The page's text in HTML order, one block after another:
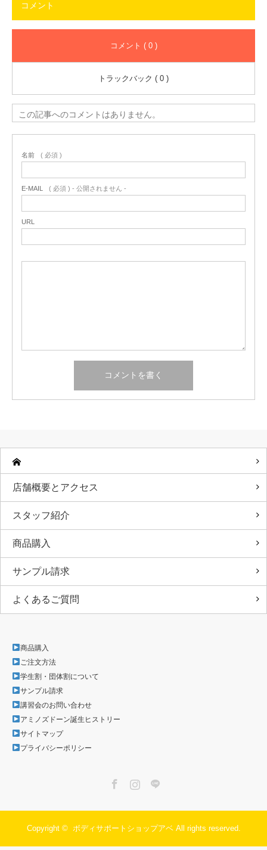
コメント
コメント ( 0 )
トラックバック ( 0 )
この記事へのコメントはありません。
名前 ( 必須 )
E-MAIL ( 必須 ) - 公開されません -
URL
店舗概要とアクセス
スタッフ紹介
商品購入
サンプル請求
よくあるご質問
商品購入
ご注文方法
学生割・団体割について
サンプル請求
講習会のお問い合わせ
アミノズドーン誕生ヒストリー
サイトマップ
プライバシーポリシー
Copyright © ボディサポートショップアベAll rights reserved.